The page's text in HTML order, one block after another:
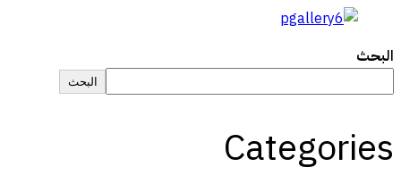
البحث
البحث
Categories